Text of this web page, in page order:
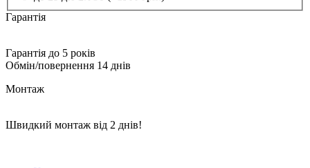
Гарантія
Гарантія до 5 років
Обмін/повернення 14 днів
Монтаж
Швидкий монтаж від 2 днів!